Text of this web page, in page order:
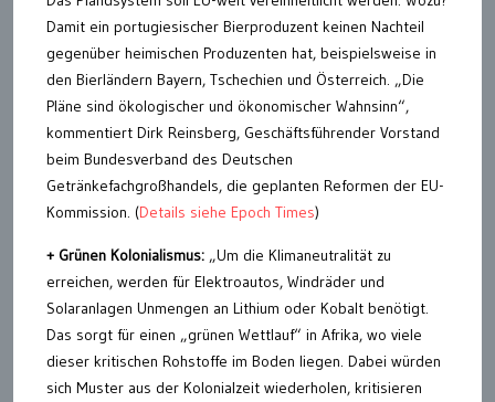
Damit ein portugiesischer Bierproduzent keinen Nachteil
gegenüber heimischen Produzenten hat, beispielsweise in
den Bierländern Bayern, Tschechien und Österreich. „Die
Pläne sind ökologischer und ökonomischer Wahnsinn“,
kommentiert Dirk Reinsberg, Geschäftsführender Vorstand
beim Bundesverband des Deutschen
Getränkefachgroßhandels, die geplanten Reformen der EU-
Kommission. (Details siehe Epoch Times)
+ Grünen Kolonialismus: „Um die Klimaneutralität zu
erreichen, werden für Elektroautos, Windräder und
Solaranlagen Unmengen an Lithium oder Kobalt benötigt.
Das sorgt für einen „grünen Wettlauf“ in Afrika, wo viele
dieser kritischen Rohstoffe im Boden liegen. Dabei würden
sich Muster aus der Kolonialzeit wiederholen, kritisieren